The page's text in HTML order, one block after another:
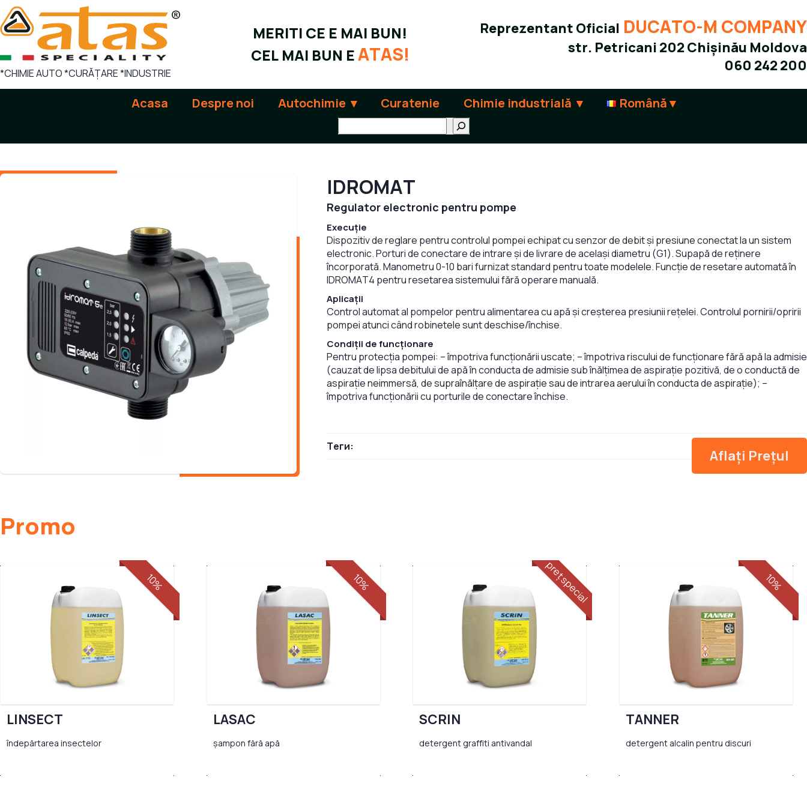
Sari
la
conținut
*CHIMIE AUTO *CURĂȚARE *INDUSTRIE
MERITI CE E MAI BUN!
CEL MAI BUN EATAS!
Reprezentant Oficial DUCATO-M COMPANY
str. Petricani 202 Chișinău Moldova
060 242 200
Acasa Despre noi Autochimie Curatenie Chimie industrială Română
IDROMAT
Regulator electronic pentru pompe
Execuție
Dispozitiv de reglare pentru controlul pompei echipat cu senzor de debit și presiune conectat la un sistem
electronic. Porturi de conectare de intrare și de livrare de același diametru (G1). Supapă de reținere
încorporată. Manometru 0-10 bari furnizat standard pentru toate modelele. Funcție de resetare automată în
IDROMAT4 pentru resetarea sistemului fără operare manuală.
Aplicații
Control automat al pompelor pentru alimentarea cu apă și creșterea presiunii rețelei. Controlul pornirii/opririi
pompei atunci când robinetele sunt deschise/închise.
Condiții de funcționare
Pentru protecția pompei: – împotriva funcționării uscate; – împotriva riscului de funcționare fără apă la admisie
(cauzat de lipsa debitului de apă în conducta de admisie sub înălțimea de aspirație pozitivă, de o conductă de
aspirație neimmersă, de supraînălțare de aspirație sau de intrarea aerului în conducta de aspirație); –
împotriva funcționării cu porturile de conectare închise.
Теги:
Aflați Prețul
Promo
10%
LINSECT
îndepărtarea insectelor
10%
LASAC
șampon fără apă
preț special
SCRIN
detergent graffiti antivandal
10%
TANNER
detergent alcalin pentru discuri